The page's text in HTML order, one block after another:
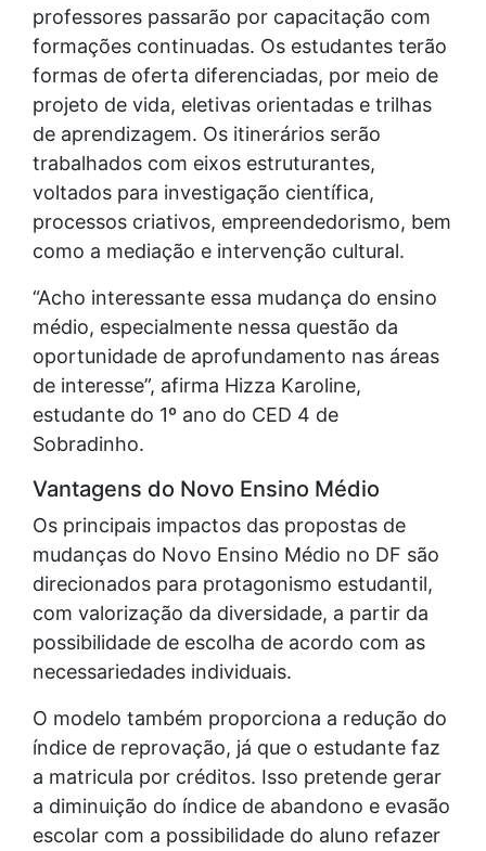
professores passarão por capacitação com
formações continuadas. Os estudantes terão
formas de oferta diferenciadas, por meio de
projeto de vida, eletivas orientadas e trilhas
de aprendizagem. Os itinerários serão
trabalhados com eixos estruturantes,
voltados para investigação científica,
processos criativos, empreendedorismo, bem
como a mediação e intervenção cultural.
“Acho interessante essa mudança do ensino
médio, especialmente nessa questão da
oportunidade de aprofundamento nas áreas
de interesse”, afirma Hizza Karoline,
estudante do 1º ano do CED 4 de
Sobradinho.
Vantagens do Novo Ensino Médio
Os principais impactos das propostas de
mudanças do Novo Ensino Médio no DF são
direcionados para protagonismo estudantil,
com valorização da diversidade, a partir da
possibilidade de escolha de acordo com as
necessariedades individuais.
O modelo também proporciona a redução do
índice de reprovação, já que o estudante faz
a matricula por créditos. Isso pretende gerar
a diminuição do índice de abandono e evasão
escolar com a possibilidade do aluno refazer